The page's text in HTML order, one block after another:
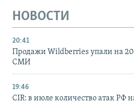
НОВОСТИ
20:41
Продажи Wildberries упали на
СМИ
19:46
CIR: в июле количество атак РФ